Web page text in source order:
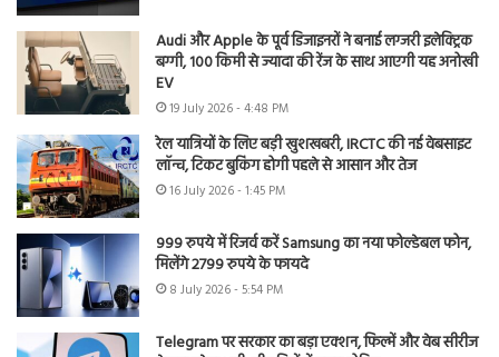
Audi और Apple के पूर्व डिजाइनरों ने बनाई लग्जरी इलेक्ट्रिक
बग्गी, 100 किमी से ज्यादा की रेंज के साथ आएगी यह अनोखी
EV
19 July 2026 - 4:48 PM
रेल यात्रियों के लिए बड़ी खुशखबरी, IRCTC की नई वेबसाइट
लॉन्च, टिकट बुकिंग होगी पहले से आसान और तेज
16 July 2026 - 1:45 PM
999 रुपये में रिजर्व करें Samsung का नया फोल्डेबल फोन,
मिलेंगे 2799 रुपये के फायदे
8 July 2026 - 5:54 PM
Telegram पर सरकार का बड़ा एक्शन, फिल्में और वेब सीरीज